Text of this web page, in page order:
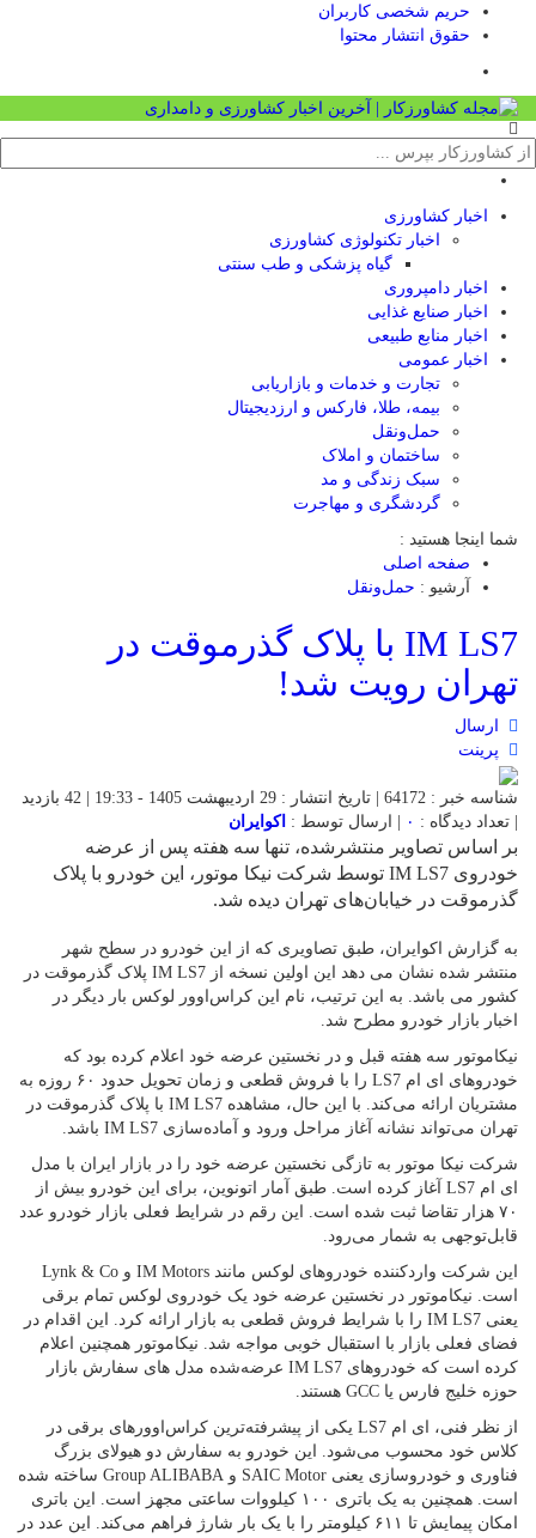
حریم شخصی کاربران
حقوق انتشار محتوا
اخبار کشاورزی
اخبار تکنولوژی کشاورزی
گیاه پزشکی و طب سنتی
اخبار دامپروری
اخبار صنایع غذایی
اخبار منابع طبیعی
اخبار عمومی
تجارت و خدمات و بازاریابی
بیمه، طلا، فارکس و ارزدیجیتال
حمل‌و‌نقل
ساختمان و املاک
سبک زندگی و مد
گردشگری و مهاجرت
شما اینجا هستید :
صفحه اصلی
آرشیو : حمل‌و‌نقل
IM LS7 با پلاک گذرموقت در
تهران رویت شد!
ارسال
پرینت
شناسه خبر : 64172 | تاریخ انتشار : 29 اردیبهشت 1405 - 19:33 | 42 بازدید
| تعداد دیدگاه : ۰ | ارسال توسط : اکوایران
بر اساس تصاویر منتشرشده، تنها سه هفته پس از عرضه
خودروی IM LS7 توسط شرکت نیکا موتور، این خودرو با پلاک
گذرموقت در خیابان‌های تهران دیده شد.
به گزارش اکوایران، طبق تصاویری که از این خودرو در سطح شهر
منتشر شده نشان می دهد این اولین نسخه از IM LS7 پلاک گذرموقت در
کشور می باشد. به این ترتیب، نام این کراس‌اوور لوکس بار دیگر در
اخبار بازار خودرو مطرح شد.
نیکاموتور سه هفته قبل و در نخستین عرضه خود اعلام کرده بود که
خودروهای ای ام LS7 را با فروش قطعی و زمان تحویل حدود ۶۰ روزه به
مشتریان ارائه می‌کند. با این حال، مشاهده IM LS7 با پلاک گذرموقت در
تهران می‌تواند نشانه آغاز مراحل ورود و آماده‌سازی IM LS7 باشد.
شرکت نیکا موتور به ‌تازگی نخستین عرضه خود را در بازار ایران با مدل
ای ام LS7 آغاز کرده است. طبق آمار اتونوین، برای این خودرو بیش از
۷۰ هزار تقاضا ثبت شده است. این رقم در شرایط فعلی بازار خودرو عدد
قابل‌توجهی به شمار می‌رود.
این شرکت واردکننده خودروهای لوکس مانند IM Motors و Lynk & Co
است. نیکاموتور در نخستین عرضه خود یک خودروی لوکس تمام ‌برقی
یعنی IM LS7 را با شرایط فروش قطعی به بازار ارائه کرد. این اقدام در
فضای فعلی بازار با استقبال خوبی مواجه شد. نیکاموتور همچنین اعلام
کرده است که خودروهای IM LS7 عرضه‌شده مدل های سفارش بازار
حوزه خلیج فارس یا GCC هستند.
از نظر فنی، ای ام LS7 یکی از پیشرفته‌ترین کراس‌اوورهای برقی در
کلاس خود محسوب می‌شود. این خودرو به سفارش دو هیولای بزرگ
فناوری و خودروسازی یعنی SAIC Motor و Group ALIBABA ساخته شده
است. همچنین به یک باتری ۱۰۰ کیلووات‌ ساعتی مجهز است. این باتری
امکان پیمایش تا ۶۱۱ کیلومتر را با یک بار شارژ فراهم می‌کند. این عدد در